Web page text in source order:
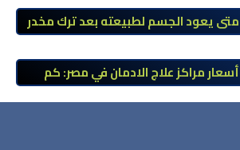
طبي
متى يعود الجسم لطبيعته بعد ترك مخدر
أسعار مراكز علاج الادمان في مصر: كم
تبلغ التكلفة وما الذي يشمله سعر